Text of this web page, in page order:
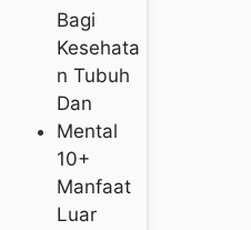
10+
Manfaat
Luar